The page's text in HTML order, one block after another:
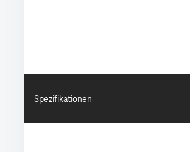
Spezifikationen